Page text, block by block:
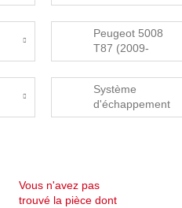
2016)
Nárazníky
Peugeot 5008
T87 (2009-
2016) Řízení
Système
d'échappement
Vous n'avez pas
trouvé la pièce dont